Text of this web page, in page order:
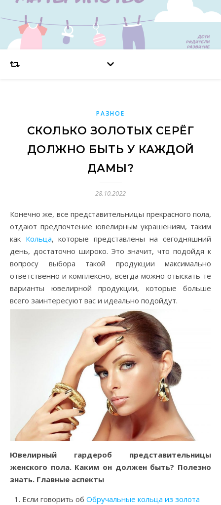
РАЗНОЕ
СКОЛЬКО ЗОЛОТЫХ СЕРЁГ
ДОЛЖНО БЫТЬ У КАЖДОЙ
ДАМЫ?
28.10.2022
Конечно же, все представительницы прекрасного пола,
отдают предпочтение ювелирным украшениям, таким
как Кольца, которые представлены на сегодняшний
день, достаточно широко. Это значит, что подойдя к
вопросу выбора такой продукции максимально
ответственно и комплексно, всегда можно отыскать те
варианты ювелирной продукции, которые больше
всего заинтересуют вас и идеально подойдут.
Ювелирный гардероб представительницы
женского пола. Каким он должен быть? Полезно
знать. Главные аспекты
Если говорить об Обручальные кольца из золота